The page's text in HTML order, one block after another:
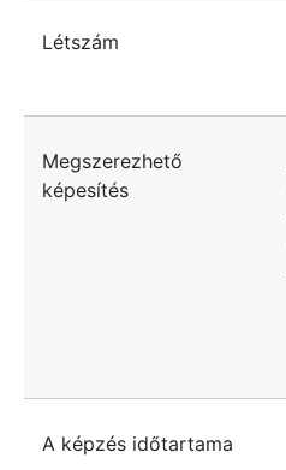
Létszám
Megszerezhető
képesítés
A képzés időtartama